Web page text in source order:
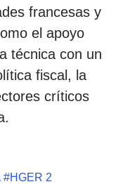
francesas y
el apoyo
técnica con un
fiscal, la
críticos
#HGER 2